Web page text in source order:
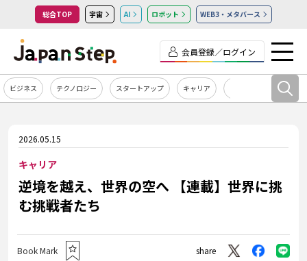
総合TOP 宇宙 AI ロボット WEB3・メタバース
会員登録／ログイン
ビジネス テクノロジー スタートアップ キャリア
2026.05.15
キャリア
逆境を越え、世界の空へ 【連載】世界に挑
む挑戦者たち
Book Mark share